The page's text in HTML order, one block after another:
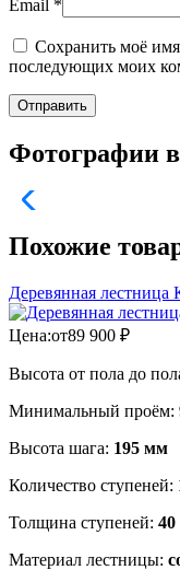
Email *
Сохранить моё
последующих моих
Фотографии
Похожие
Деревянная
Цена:от89 900 ₽
Высота от пола до
Минимальный проём:
Высота шага: 195 мм
Количество ступеней:
Толщина ступеней:
Материал лестницы: